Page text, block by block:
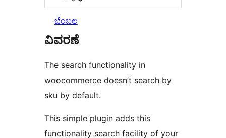
ಬೆಂಬಲ
ವಿವರಣೆ
The search functionality in
woocommerce doesn’t search by
sku by default.
This simple plugin adds this
functionality search facility of your